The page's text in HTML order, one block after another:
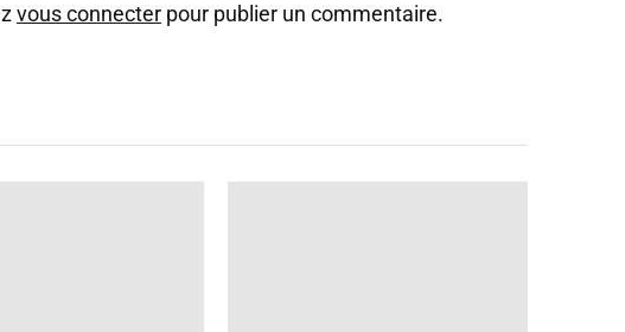
vous connecter pour publier un commentaire.